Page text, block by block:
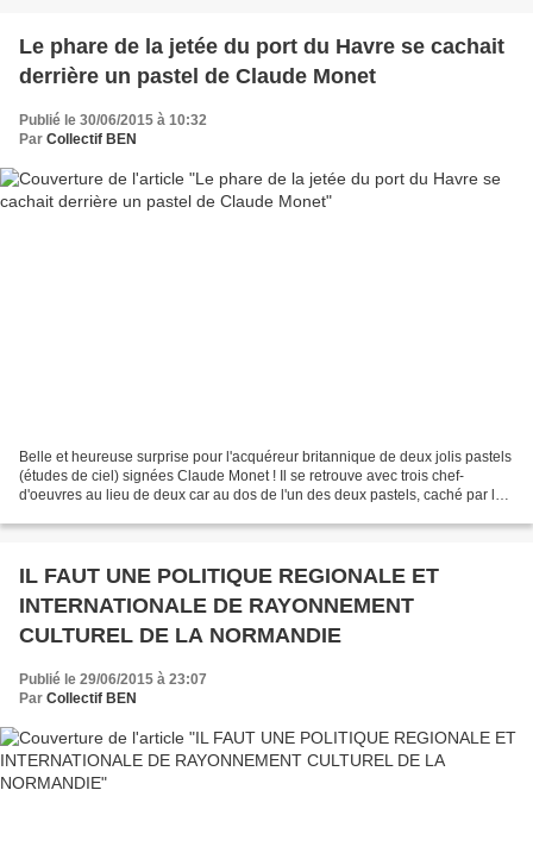
Le phare de la jetée du port du Havre se cachait
derrière un pastel de Claude Monet
Publié le 30/06/2015 à 10:32
Par Collectif BEN
Belle et heureuse surprise pour l'acquéreur britannique de deux jolis pastels
(études de ciel) signées Claude Monet ! Il se retrouve avec trois chef-
d'oeuvres au lieu de deux car au dos de l'un des deux pastels, caché par le
IL FAUT UNE POLITIQUE REGIONALE ET
INTERNATIONALE DE RAYONNEMENT
CULTUREL DE LA NORMANDIE
Publié le 29/06/2015 à 23:07
Par Collectif BEN